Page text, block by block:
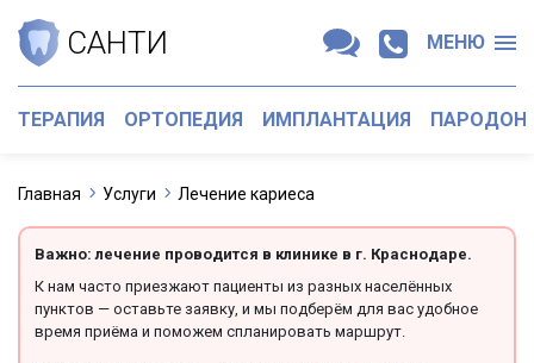
САНТИ МЕНЮ
ТЕРАПИЯ ОРТОПЕДИЯ ИМПЛАНТАЦИЯ
Главная Услуги Лечение кариеса
Важно: лечение проводится в клинике в г. Краснодаре.
К нам часто приезжают пациенты из разных населённых
пунктов — оставьте заявку, и мы подберём для вас удобное
время приёма и поможем спланировать маршрут.